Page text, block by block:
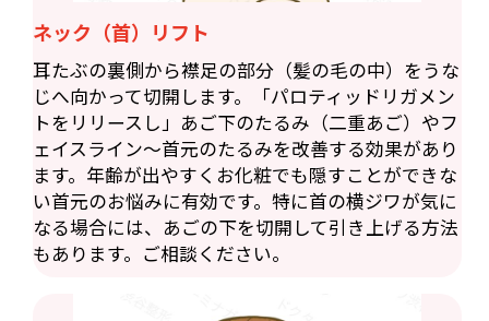
ネック（首）リフト
耳たぶの裏側から襟足の部分（髪の毛の中）をうな
じへ向かって切開します。「パロティッドリガメン
トをリリースし」あご下のたるみ（二重あご）やフ
ェイスライン〜首元のたるみを改善する効果があり
ます。年齢が出やすくお化粧でも隠すことができな
い首元のお悩みに有効です。特に首の横ジワが気に
なる場合には、あごの下を切開して引き上げる方法
もあります。ご相談ください。